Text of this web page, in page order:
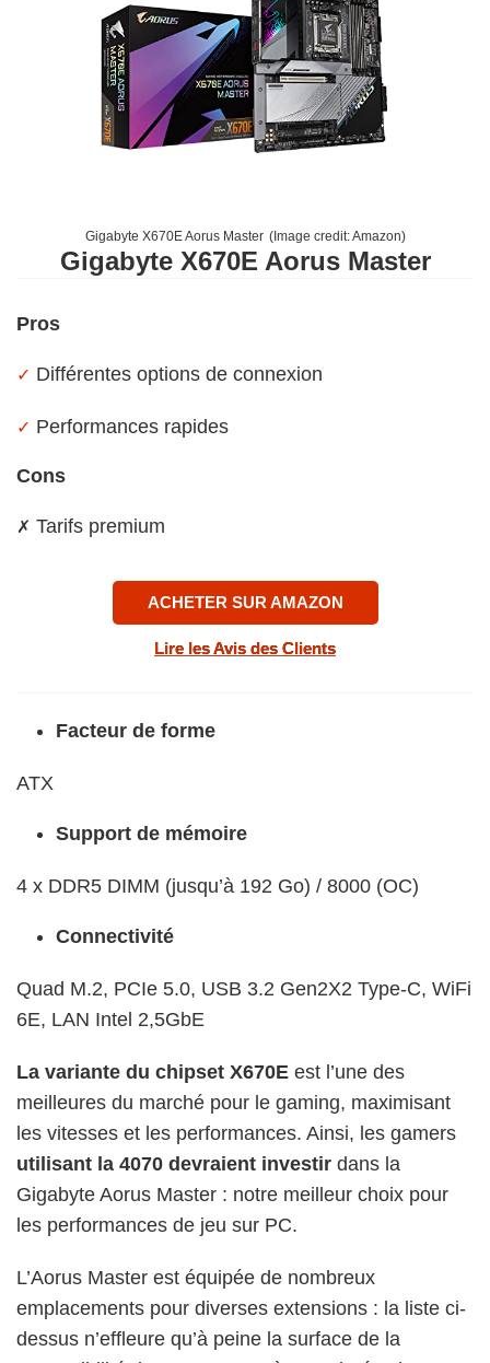
Gigabyte X670E Aorus Master (Image credit:Amazon)
Gigabyte X670E Aorus Master
Pros
✓ Différentes options de connexion
✓ Performances rapides
Cons
✗ Tarifs premium
ACHETER SUR AMAZON
Lire les Avis des Clients
Facteur de forme
ATX
Support de mémoire
4 x DDR5 DIMM (jusqu’à 192 Go) / 8000 (OC)
Connectivité
Quad M.2, PCIe 5.0, USB 3.2 Gen2X2 Type-C, WiFi
6E, LAN Intel 2,5GbE
La variante du chipset X670E est l’une des
meilleures du marché pour le gaming, maximisant
les vitesses et les performances. Ainsi, les gamers
utilisant la 4070 devraient investir dans la
Gigabyte Aorus Master : notre meilleur choix pour
les performances de jeu sur PC.
L’Aorus Master est équipée de nombreux
emplacements pour diverses extensions : la liste ci-
dessus n’effleure qu’à peine la surface de la